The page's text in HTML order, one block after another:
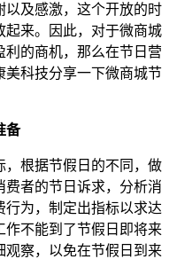
以及感激，这个开放的时
起来。因此，对于微商城
利的商机，那么在节日营
美科技分享一下微商城节
备
，根据节假日的不同，做
者的节日诉求，分析消
行为，制定出指标以求达
作不能到了节假日即将来
观察，以免在节假日到来